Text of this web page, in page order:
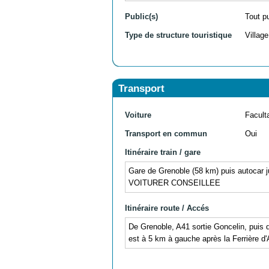
Public(s) Tout
Type de structure touristique
Transport
Voiture
Transport en commun Oui
Itinéraire train / gare
Gare de Grenoble (58 km) puis
VOITURER CONSEILLEE
Itinéraire route / Accés
De Grenoble, A41 sortie Goncelin,
est à 5 km à gauche après la Ferrière